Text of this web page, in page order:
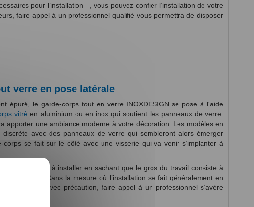
pour l’installation –, vous pouvez confier l’installation de votre
faire appel à un professionnel qualifié vous permettra de disposer
verre en pose latérale
épuré, le garde-corps tout en verre INOXDESIGN se pose à l'aide
vitré en aluminium ou en inox qui soutient les panneaux de verre.
apporter une ambiance moderne à votre décoration. Les modèles en
avec des panneaux de verre qui sembleront alors émerger
se fait sur le côté avec une visserie qui va venir s’implanter à
plus rapides à installer en sachant que le gros du travail consiste à
de verre. Dans la mesure où l’installation se fait généralement en
manipulés avec précaution, faire appel à un professionnel s’avère